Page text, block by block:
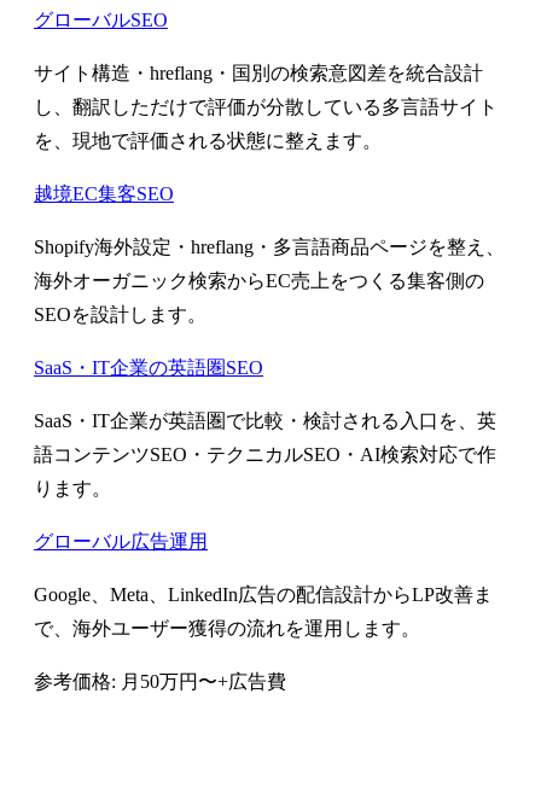
グローバルSEO
サイト構造・hreflang・国別の検索意図差を統合設計
し、翻訳しただけで評価が分散している多言語サイト
を、現地で評価される状態に整えます。
越境EC集客SEO
Shopify海外設定・hreflang・多言語商品ページを整え、
海外オーガニック検索からEC売上をつくる集客側の
SEOを設計します。
SaaS・IT企業の英語圏SEO
SaaS・IT企業が英語圏で比較・検討される入口を、英
語コンテンツSEO・テクニカルSEO・AI検索対応で作
ります。
グローバル広告運用
Google、Meta、LinkedIn広告の配信設計からLP改善ま
で、海外ユーザー獲得の流れを運用します。
参考価格: 月50万円〜+広告費